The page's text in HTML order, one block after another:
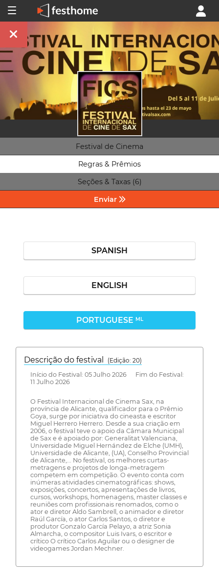
Festival de Cinema
Regras & Prêmios
Seções & Taxas (6)
Enviar
SPANISH
ENGLISH
PORTUGUESE ML
Descrição do festival
(Edição: 20)
Início do Festival: 05 Julho 2026 Fim do Festival:
11 Julho 2026
O Festival Internacional de Cinema Sax, na
província de Alicante, qualificador para o Prêmio
Goya, surge por iniciativa do cineasta e escritor
Miguel Herrero Herrero. Desde a sua criação em
2006, o festival teve o apoio da Câmara Municipal
de Sax e é apoiado por: Generalitat Valenciana,
Universidade Miguel Hernández de Elche (UMH),
Universidade de Alicante, (UA), Conselho Provincial
de Alicante,... No festival, os melhores curtas-
metragens e projetos de longa-metragem
competem em competição. O evento conta com
inúmeras atividades cinematográficas: shows,
exposições, concertos, apresentações de livros,
cursos, workshops, homenagens, master classes e
reuniões com profissionais renomados, como o
ator e diretor Aldo Sambrell, o animador e diretor
Raúl García, o ator Carlos Santos, o diretor e
produtor Gonzalo García Pelayo, a atriz Sonia
Almarcha, o compositor Luis Ivars, o escritor e
crítico O crítico Carlos Aguilar ou o designer de
videogames Jordan Mechner.